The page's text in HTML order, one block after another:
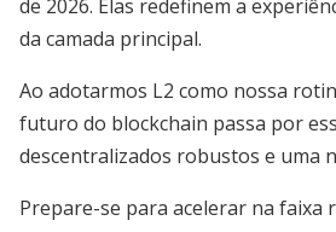
de 2026. Elas redefinem a
da camada principal.
Ao adotarmos L2 como nossa
futuro do blockchain passa por
descentralizados robustos e uma
Prepare-se para acelerar na faixa